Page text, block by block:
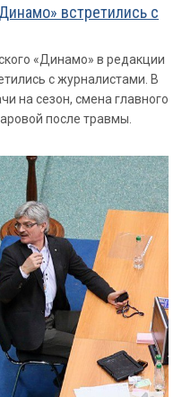
встретились с
«Динамо» в редакции
с журналистами. В
на сезон, смена главного
после травмы.